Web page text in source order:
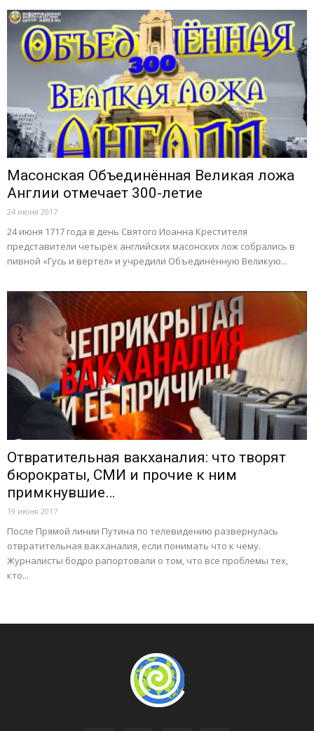
Масонская Объединённая Великая ложа
Англии отмечает 300-летие
24 июня 2017
24 июня 1717 года в день Святого Иоанна Крестителя
представители четырёх английских масонских лож собрались в
пивной «Гусь и вертел» и учредили Объединённую Великую...
Отвратительная вакханалия: что творят
бюрократы, СМИ и прочие к ним
примкнувшие…
19 июня 2017
После Прямой линии Путина по телевидению развернулась
отвратительная вакханалия, если понимать что к чему.
Журналисты бодро рапортовали о том, что все проблемы тех,
кто...